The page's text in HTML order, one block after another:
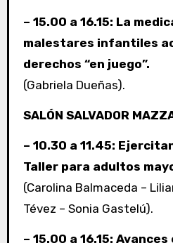
– 15.00 a 16.15: La
malestares infantiles
derechos “en juego”.
(Gabriela Dueñas).
SALÓN SALVADOR
– 10.30 a 11.45:
Taller para adultos
(Carolina Balmaceda –
Tévez – Sonia Gastelú).
– 15.00 a 16.15: